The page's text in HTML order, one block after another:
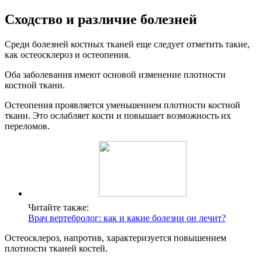
Сходство и различие болезней
Среди болезней костных тканей еще следует отметить такие,
как остеосклероз и остеопения.
Оба заболевания имеют основой изменение плотности
костной ткани.
Остеопения проявляется уменьшением плотности костной
ткани. Это ослабляет кости и повышает возможность их
переломов.
Читайте также:
Врач вертебролог: как и какие болезни он лечит?
Остеосклероз, напротив, характеризуется повышением
плотности тканей костей.